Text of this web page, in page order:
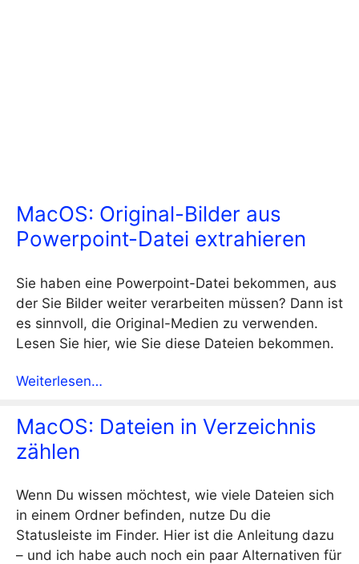
MacOS: Original-Bilder aus
Powerpoint-Datei extrahieren
Sie haben eine Powerpoint-Datei bekommen, aus
der Sie Bilder weiter verarbeiten müssen? Dann ist
es sinnvoll, die Original-Medien zu verwenden.
Lesen Sie hier, wie Sie diese Dateien bekommen.
Weiterlesen…
MacOS: Dateien in Verzeichnis
zählen
Wenn Du wissen möchtest, wie viele Dateien sich
in einem Ordner befinden, nutze Du die
Statusleiste im Finder. Hier ist die Anleitung dazu
– und ich habe auch noch ein paar Alternativen für